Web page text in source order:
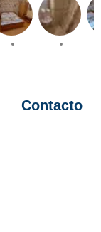
Contacto